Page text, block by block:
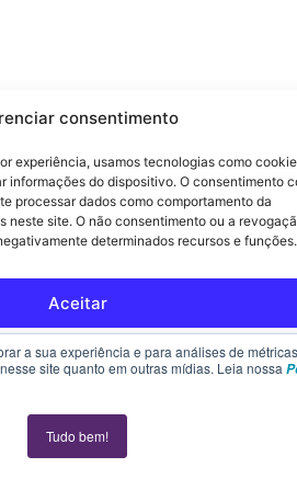
consentimento
experiência, usamos tecnologias como
informações do dispositivo. O consentimento
processar dados como comportamento da
neste site. O não consentimento ou a
determinados recursos e funções.
Aceitar
Rejeitar
cookies Declaração de privacidade
a sua experiência e para análises de métricas
site quanto em outras mídias. Leia nossa
Tudo bem!